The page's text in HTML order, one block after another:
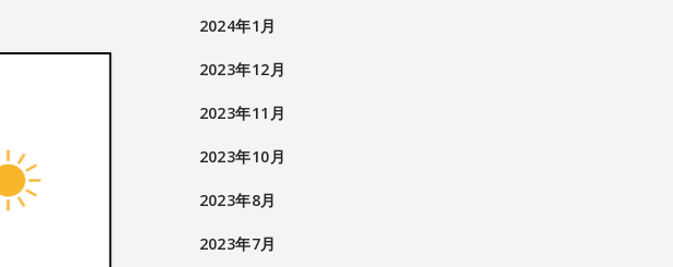
2024年1月
2023年12月
2023年11月
2023年10月
2023年8月
2023年7月